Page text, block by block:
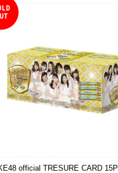
official TRESURE CARD 15P